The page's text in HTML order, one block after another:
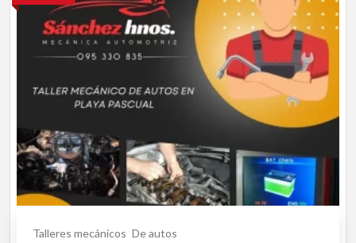
Talleres mecánicos De autos